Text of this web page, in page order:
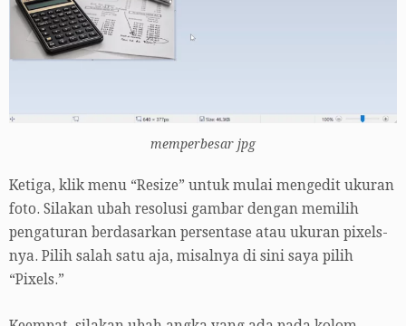
memperbesar jpg
Ketiga, klik menu “Resize” untuk mulai mengedit ukuran
foto. Silakan ubah resolusi gambar dengan memilih
pengaturan berdasarkan persentase atau ukuran pixels-
nya. Pilih salah satu aja, misalnya di sini saya pilih
“Pixels.”